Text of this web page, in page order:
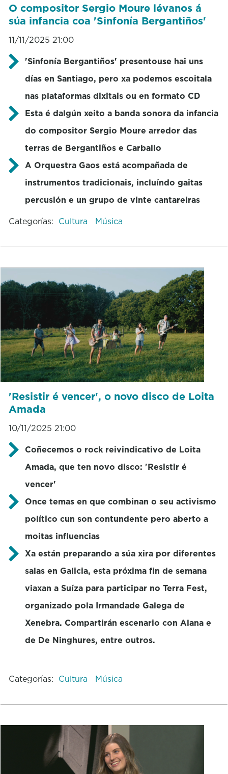
O compositor Sergio Moure lévanos á
súa infancia coa 'Sinfonía Bergantiños'
11/11/2025 21:00
'Sinfonía Bergantiños' presentouse hai uns
días en Santiago, pero xa podemos escoitala
nas plataformas dixitais ou en formato CD
Esta é dalgún xeito a banda sonora da infancia
do compositor Sergio Moure arredor das
terras de Bergantiños e Carballo
A Orquestra Gaos está acompañada de
instrumentos tradicionais, incluíndo gaitas
percusión e un grupo de vinte cantareiras
Categorías: Cultura Música
'Resistir é vencer', o novo disco de Loita
Amada
10/11/2025 21:00
Coñecemos o rock reivindicativo de Loita
Amada, que ten novo disco: 'Resistir é
vencer'
Once temas en que combinan o seu activismo
político cun son contundente pero aberto a
moitas influencias
Xa están preparando a súa xira por diferentes
salas en Galicia, esta próxima fin de semana
viaxan a Suíza para participar no Terra Fest,
organizado pola Irmandade Galega de
Xenebra. Compartirán escenario con Alana e
de De Ninghures, entre outros.
Categorías: Cultura Música